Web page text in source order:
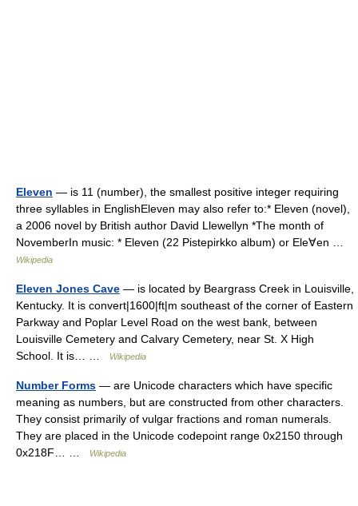
Eleven — is 11 (number), the smallest positive integer requiring
three syllables in EnglishEleven may also refer to:* Eleven (novel),
a 2006 novel by British author David Llewellyn *The month of
NovemberIn music: * Eleven (22 Pistepirkko album) or Ele∀en …
Wikipedia
Eleven Jones Cave — is located by Beargrass Creek in Louisville,
Kentucky. It is convert|1600|ft|m southeast of the corner of Eastern
Parkway and Poplar Level Road on the west bank, between
Louisville Cemetery and Calvary Cemetery, near St. X High
School. It is… …
Wikipedia
Number Forms — are Unicode characters which have specific
meaning as numbers, but are constructed from other characters.
They consist primarily of vulgar fractions and roman numerals.
They are placed in the Unicode codepoint range 0x2150 through
0x218F… …
Wikipedia